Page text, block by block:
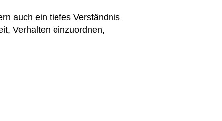
auch ein tiefes Verständnis
Verhalten einzuordnen,